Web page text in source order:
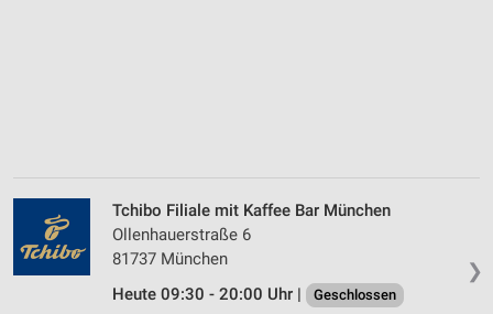
❯
Tchibo Filiale mit Kaffee Bar München
Ollenhauerstraße 6
81737 München
Heute 09:30 - 20:00 Uhr |
Geschlossen